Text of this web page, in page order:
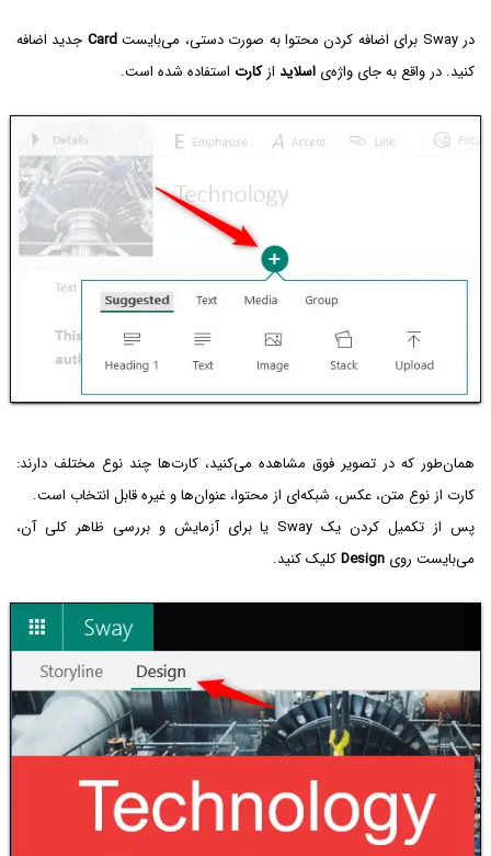
در Sway برای اضافه کردن محتوا به صورت دستی، می‌بایست Card جدید اضافه
کنید. در واقع به جای واژه‌ی اسلاید ازکارت استفاده شده است.
همان‌طور که در تصویر فوق مشاهده می‌کنید، کارت‌ها چند نوع مختلف دارند:
کارت از نوع متن، عکس، شبکه‌ای از محتوا، عنوان‌ها و غیره قابل انتخاب است.
پس از تکمیل کردن یک Sway یا برای آزمایش و بررسی ظاهر کلی آن،
می‌بایست روی Designکلیک کنید.